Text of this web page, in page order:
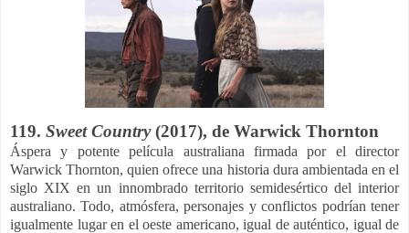
119. Sweet Country(2017), de Warwick Thornton
Áspera y potente película australiana firmada por el director
Warwick Thornton, quien ofrece una historia dura ambientada en el
siglo XIX en un innombrado territorio semidesértico del interior
australiano. Todo, atmósfera, personajes y conflictos podrían tener
igualmente lugar en el oeste americano, igual de auténtico, igual de